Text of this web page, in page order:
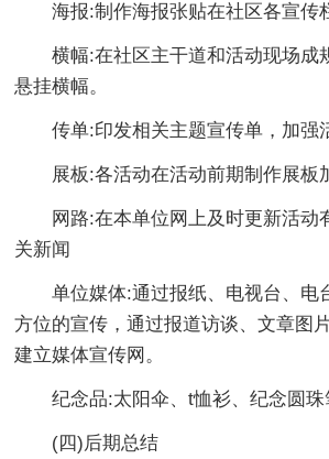
海报:制作海报张贴在社区各宣传
横幅:在社区主干道和活动现场成
悬挂横幅。
传单:印发相关主题宣传单，加强
展板:各活动在活动前期制作展板
网路:在本单位网上及时更新活动
关新闻
单位媒体:通过报纸、电视台、电
方位的宣传，通过报道访谈、文章图
建立媒体宣传网。
纪念品:太阳伞、t恤衫、纪念圆珠
(四)后期总结